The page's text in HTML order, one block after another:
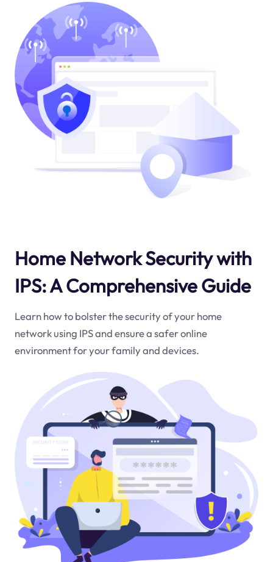
Home Network Security with
IPS: A Comprehensive Guide
Learn how to bolster the security of your home
network using IPS and ensure a safer online
environment for your family and devices.